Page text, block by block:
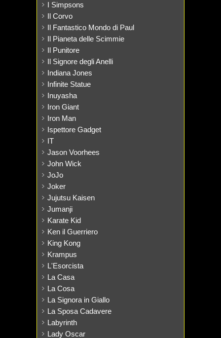
I Simpsons
Il Corvo
Il Fantastico Mondo di Paul
Il Pianeta delle Scimmie
Il Punitore
Il Signore degli Anelli
Indiana Jones
Infinite Statue
Inuyasha
Iron Giant
Iron Man
Ispettore Gadget
IT
Jason Voorhees
John Wick
JoJo
Joker
Jujutsu Kaisen
Jumanji
Karate Kid
Ken il Guerriero
King Kong
Krampus
L'Esorcista
La Casa
La Cosa
La Signora in Giallo
La Sposa Cadavere
Labyrinth
Lady Oscar